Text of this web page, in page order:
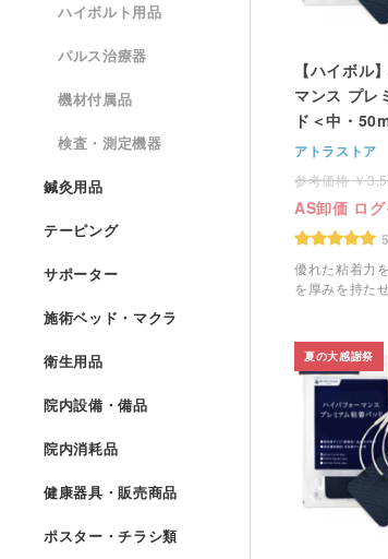
【ハイボル
マンス プレ
ド＜中・
組
アトラストア
AS卸価 ロ
優れた粘着力
を厚みを持た
夏の大感謝祭
ハイボルト用品
パルス治療器
機材付属品
検査・測定機器
鍼灸用品
テーピング
サポーター
施術ベッド・マクラ
衛生用品
院内設備・備品
院内消耗品
健康器具・販売商品
ポスター・チラシ類